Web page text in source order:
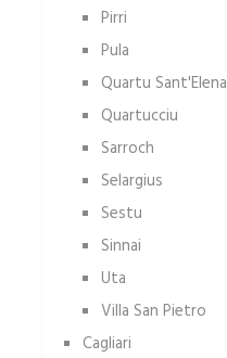
Pirri
Pula
Quartu Sant'Elena
Quartucciu
Sarroch
Selargius
Sestu
Sinnai
Uta
Villa San Pietro
Cagliari